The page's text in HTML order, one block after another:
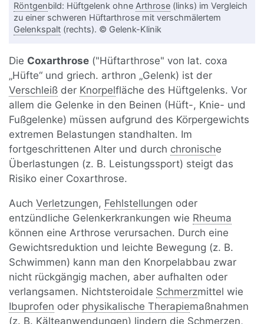
Röntgenbild: Hüftgelenk ohneArthrose (links) im Vergleich
zu einer schweren Hüftarthrose mit verschmälertem
Gelenkspalt (rechts). © Gelenk-Klinik
Die Coxarthrose ("Hüftarthrose" von lat. coxa
„Hüfte“ und griech. arthron „Gelenk) ist der
Verschleiß der Knorpelfläche des Hüftgelenks. Vor
allem die Gelenke in den Beinen (Hüft-, Knie- und
Fußgelenke) müssen aufgrund des Körpergewichts
extremen Belastungen standhalten. Im
fortgeschrittenen Alter und durch chronische
Überlastungen (z. B. Leistungssport) steigt das
Risiko einer Coxarthrose.
AuchVerletzungen, Fehlstellungen oder
entzündliche Gelenkerkrankungen wie Rheuma
können eine Arthrose verursachen. Durch eine
Gewichtsreduktion und leichte Bewegung (z. B.
Schwimmen) kann man den Knorpelabbau zwar
nicht rückgängig machen, aber aufhalten oder
verlangsamen. Nichtsteroidale Schmerzmittel wie
Ibuprofen oder physikalische Therapiemaßnahmen
(z. B. Kälteanwendungen) lindern die Schmerzen,